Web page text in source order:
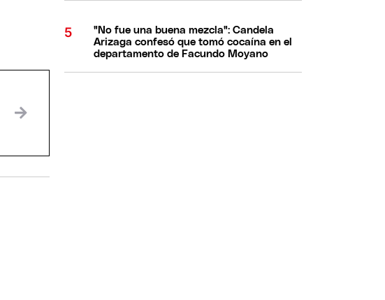
"No fue una buena mezcla": Candela
Arizaga confesó que tomó cocaína en el
departamento de Facundo Moyano